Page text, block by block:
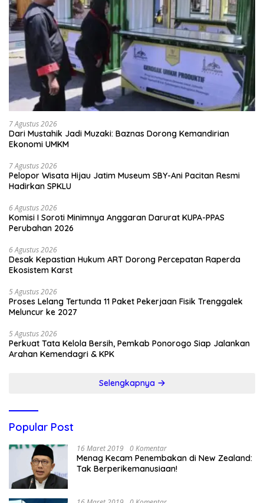
7 Agustus 2026
Dari Mustahik Jadi Muzaki: Baznas Dorong Kemandirian
Ekonomi UMKM
7 Agustus 2026
Pelopor Wisata Hijau Jatim Museum SBY-Ani Pacitan Resmi
Hadirkan SPKLU
6 Agustus 2026
Komisi I Soroti Minimnya Anggaran Darurat KUPA-PPAS
Perubahan 2026
6 Agustus 2026
Desak Kepastian Hukum ART Dorong Percepatan Raperda
Ekosistem Karst
5 Agustus 2026
Proses Lelang Tertunda 11 Paket Pekerjaan Fisik Trenggalek
Meluncur ke 2027
5 Agustus 2026
Perkuat Tata Kelola Bersih, Pemkab Ponorogo Siap Jalankan
Arahan Kemendagri & KPK
Selengkapnya
Popular Post
16 Maret 2019 0 Komentar
Menag Kecam Penembakan di New Zealand:
Tak Berperikemanusiaan!